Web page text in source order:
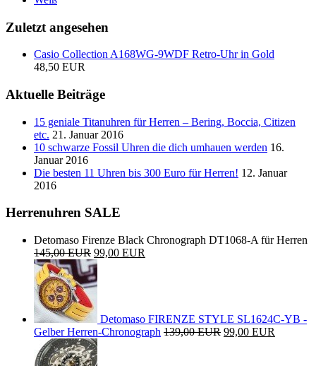
Zuletzt angesehen
Casio Collection A168WG-9WDF Retro-Uhr in Gold
48,50 EUR
Aktuelle Beiträge
15 geniale Titanuhren für Herren – Bering, Boccia, Citizen
etc. 21. Januar 2016
10 schwarze Fossil Uhren die dich umhauen werden 16.
Januar 2016
Die besten 11 Uhren bis 300 Euro für Herren! 12. Januar
2016
Herrenuhren SALE
Detomaso Firenze Black Chronograph DT1068-A für Herren
145,00 EUR 99,00 EUR
Detomaso FIRENZE STYLE SL1624C-YB -
Gelber Herren-Chronograph 139,00 EUR 99,00 EUR